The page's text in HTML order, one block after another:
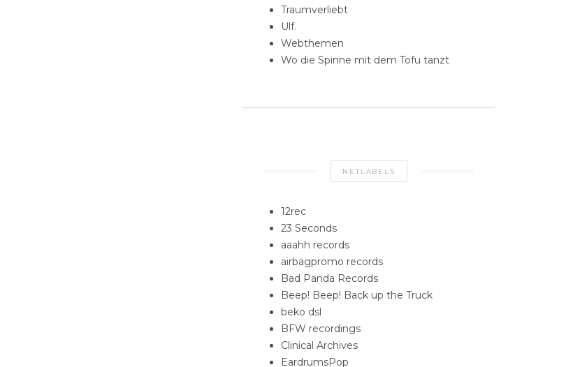
Traumverliebt
Ulf.
Webthemen
Wo die Spinne mit dem Tofu tanzt
NETLABELS
12rec
23 Seconds
aaahh records
airbagpromo records
Bad Panda Records
Beep! Beep! Back up the Truck
beko dsl
BFW recordings
Clinical Archives
EardrumsPop